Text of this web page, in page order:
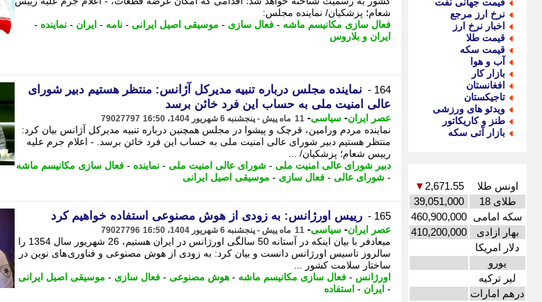
نرخ ارز مرجع
اخبار نرخ ارز
قیمت طلا
قیمت سکه
آب و هوا
بازار کار
افغانستان
تاجیکستان
ویدئو های ورزشی
طنز و کاریکاتور
بازار آتی سکه
اونس طلا 2,671.55
▼
طلای 18
39,051,000
سکه امامی 460,900,000
بهار ازادی
410,200,000
دلار امریکا
یورو
لیر ترکیه
درهم امارات
شعام؛ پزشکیان/ نماینده مجلس:
فعال سازی مکانیسم ماشه - فعال سازی - موسیقی اصیل ایرانی - نامه - ایران - نماینده -
ایران و بلاروس
164 -
نماینده مجلس درباره تنبیه مدیرکل آژانس: منتظر هستیم دبیر شورای
عالی امنیت ملی به حساب این فرد خائن برسد
عصر ایران- سیاسی- 11 ماه پیش - پنجشنبه 6 شهریور 1404، 16:50 79027797
نماینده مردم ورامین، قرچک و پیشوا در مجلس همچنین درباره تنبیه مدیرکل آژانس بیان کرد:
منتظر هستیم دبیر شورای عالی امنیت ملی به حساب این فرد خائن برسد. - اعلام جرم علیه
رییس شعام؛ پزشکیان/ ...
دبیر شورای عالی امنیت ملی - شورای عالی امنیت ملی - نماینده - فعال سازی مکانیسم ماشه
- شورای عالی - فعال سازی - موسیقی اصیل ایرانی
165 - رییس اورژانس: به زودی از هوش مصنوعی استفاده خواهیم کرد
عصر ایران- سیاسی- 11 ماه پیش - پنجشنبه 6 شهریور 1404، 16:50 79027796
میعادفر با بیان اینکه در آستانه 50 سالگی اورژانس در ایران هستیم، 26 شهریور سال 1354 را
سالروز تاسیس اورژانس دانست و بیان کرد: به زودی از هوش مصنوعی و فناوری های نوین در
ساختار سلامت کشور ...
اورژانس - فعال سازی مکانیسم ماشه - هوش مصنوعی - فعال سازی - موسیقی اصیل ایرانی
- ایران - استفاده